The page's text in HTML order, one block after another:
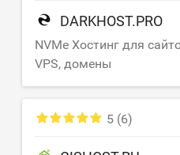
DARKHOST.PRO
NVMe Хостинг для
VPS, домены
5 (6)